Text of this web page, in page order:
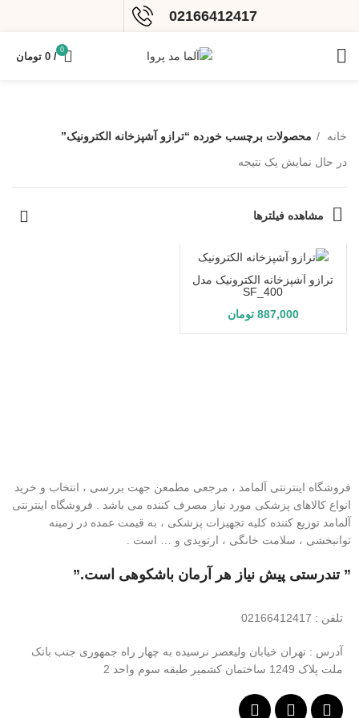
02166412417
0
/
0 تومان
خانه
محصولات برچسب خورده “ترازو آشپزخانه الکترونیک”
در حال نمایش یک نتیجه
مشاهده فیلترها
ترازو آشپزخانه الکترونیک مدل
SF_400
887,000 تومان
فروشگاه اینترنتی آلمامد ، مرجعی مطمعن جهت بررسی ، انتخاب و خرید
انواع کالاهای پزشکی مورد نیاز مصرف کننده می باشد . فروشگاه اینترنتی
آلمامد توزیع کننده کلیه تجهیزات پزشکی ، به قیمت عمده در زمینه
توانبخشی ، سلامت خانگی ، ارتوپدی و … است .
” تندرستی پیش نیاز هر آرمان باشکوهی است.”
تلفن : 02166412417
آدرس : تهران خیابان ولیعصر نرسیده به چهار راه جمهوری جنب بانک
ملت پلاک 1249 ساختمان کشمیر طبقه سوم واحد 2